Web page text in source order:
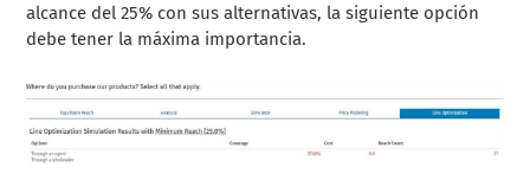
alcance del 25% con sus alternativas, la siguiente opción
debe tener la máxima importancia.